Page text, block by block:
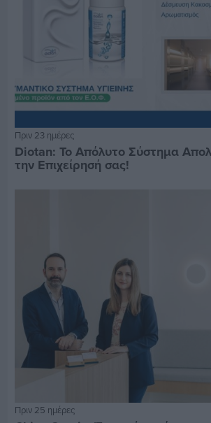
Πριν 23 ημέρες
Diotan: Το Απόλυτο Σύστημα
την Επιχείρησή σας!
Πριν 25 ημέρες